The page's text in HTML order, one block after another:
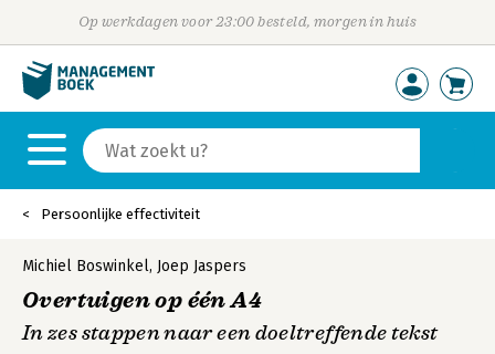
Op werkdagen voor 23:00 besteld, morgen in huis
Persoonlijke effectiviteit
Michiel Boswinkel, Joep Jaspers
Overtuigen op één A4
In zes stappen naar een doeltreffende tekst